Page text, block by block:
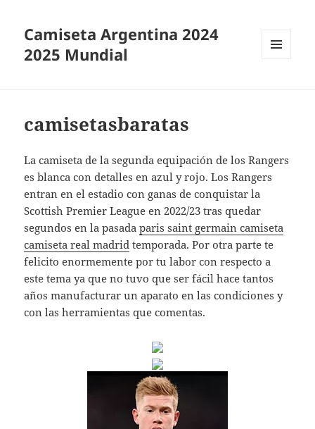
Camiseta Argentina 2024
2025 Mundial
camisetasbaratas
La camiseta de la segunda equipación de los Rangers
es blanca con detalles en azul y rojo. Los Rangers
entran en el estadio con ganas de conquistar la
Scottish Premier League en 2022/23 tras quedar
segundos en la pasadaparis saint germain camiseta
camiseta real madrid temporada. Por otra parte te
felicito enormemente por tu labor con respecto a
este tema ya que no tuvo que ser fácil hace tantos
años manufacturar un aparato en las condiciones y
con las herramientas que comentas.